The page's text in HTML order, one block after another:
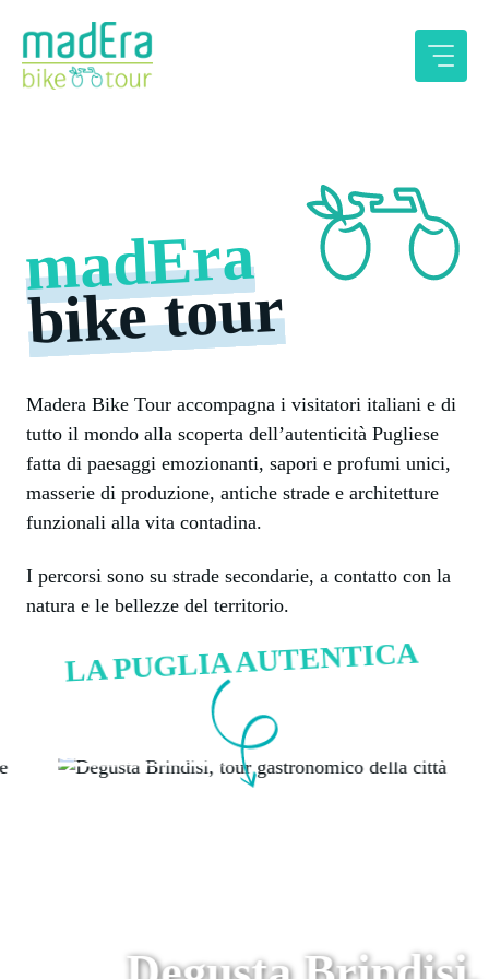
contenuto
madEra
bike tour
Madera Bike Tour accompagna i visitatori italiani e di
tutto il mondo alla scoperta dell’autenticità Pugliese
fatta di paesaggi emozionanti, sapori e profumi unici,
masserie di produzione, antiche strade e architetture
funzionali alla vita contadina.
I percorsi sono su strade secondarie, a contatto con la
natura e le bellezze del territorio.
LA PUGLIA AUTENTICA